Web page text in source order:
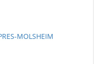
MOLSHEIM